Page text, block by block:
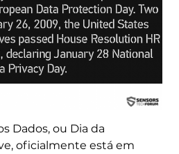
Dados, ou Dia da
oficialmente está em